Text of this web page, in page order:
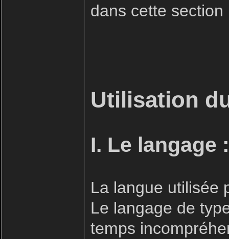
dans cette
Utilisation
I. Le langage :
La langue utilisée
Le langage de
temps